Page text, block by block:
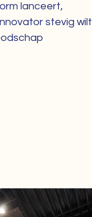
lanceert,
stevig wilt